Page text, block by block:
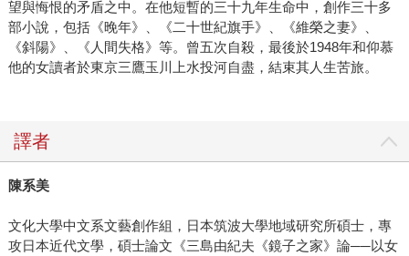
望與悔恨的矛盾之中。在他短暫的三十九年生命中，創作三十多
部小說，包括《晚年》、《二十世紀旗手》、《維榮之妻》、
《斜陽》、《人間失格》等。曾五次自殺，最後於1948年和仰慕
他的女讀者於東京三鷹玉川上水投河自盡，結束其人生苦旅。
譯者
陳系美
文化大學中文系文藝創作組，日本筑波大學地域研究所碩士，專
攻日本近代文學，碩士論文《三島由紀夫《鏡子之家》論──以女